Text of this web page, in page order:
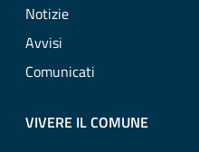
Notizie
Avvisi
Comunicati
VIVERE IL COMUNE